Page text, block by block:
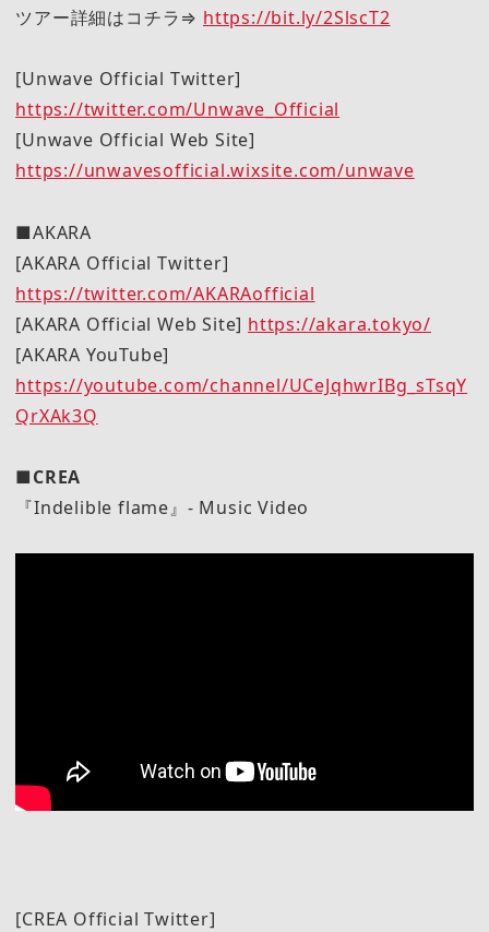
ツアー詳細はコチラ⇒ https://bit.ly/2SlscT2
[Unwave Official Twitter]
https://twitter.com/Unwave_Official
[Unwave Official Web Site]
https://unwavesofficial.wixsite.com/unwave
■AKARA
[AKARA Official Twitter]
https://twitter.com/AKARAofficial
[AKARA Official Web Site] https://akara.tokyo/
[AKARA YouTube]
https://youtube.com/channel/UCeJqhwrIBg_sTsqY
QrXAk3Q
■CREA
『Indelible flame』- Music Video
[CREA Official Twitter]